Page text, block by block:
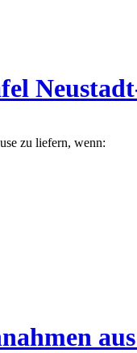
zu liefern, wenn: